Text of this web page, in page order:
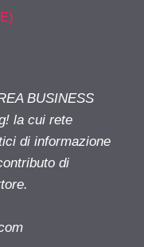
BUSINESS
la cui rete
di informazione
di